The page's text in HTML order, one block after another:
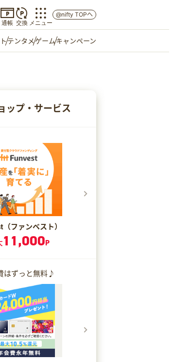
通帳 交換 メニュー
@nifty TOPへ
テンタメゲームキャンペーン
ップ・サービス
ファンベスト）
11,000P
はずっと無料♪